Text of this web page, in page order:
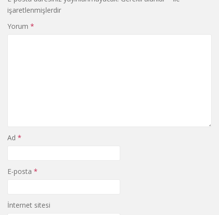
işaretlenmişlerdir
Yorum *
Ad *
E-posta *
İnternet sitesi